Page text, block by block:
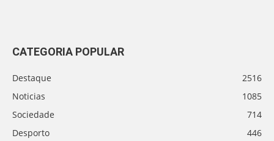
CATEGORIA POPULAR
Destaque
2516
Noticias
1085
Sociedade
714
Desporto
446